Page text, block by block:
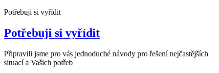
Potřebuji si vyřídit
Potřebuji si vyřídit
Připravili jsme pro vás jednoduché návody pro řešení nejčastějších
situací a Vašich potřeb